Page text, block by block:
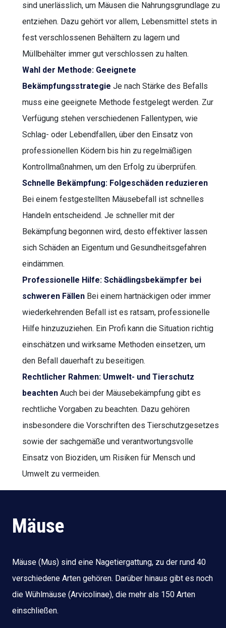
sind unerlässlich, um Mäusen die Nahrungsgrundlage zu
entziehen. Dazu gehört vor allem, Lebensmittel stets in
fest verschlossenen Behältern zu lagern und
Müllbehälter immer gut verschlossen zu halten.
Wahl der Methode: Geeignete
Bekämpfungsstrategie Je nach Stärke des Befalls
muss eine geeignete Methode festgelegt werden. Zur
Verfügung stehen verschiedenen Fallentypen, wie
Schlag- oder Lebendfallen, über den Einsatz von
professionellen Ködern bis hin zu regelmäßigen
Kontrollmaßnahmen, um den Erfolg zu überprüfen.
Schnelle Bekämpfung: Folgeschäden reduzieren
Bei einem festgestellten Mäusebefall ist schnelles
Handeln entscheidend. Je schneller mit der
Bekämpfung begonnen wird, desto effektiver lassen
sich Schäden an Eigentum und Gesundheitsgefahren
eindämmen.
Professionelle Hilfe: Schädlingsbekämpfer bei
schweren Fällen Bei einem hartnäckigen oder immer
wiederkehrenden Befall ist es ratsam, professionelle
Hilfe hinzuzuziehen. Ein Profi kann die Situation richtig
einschätzen und wirksame Methoden einsetzen, um
den Befall dauerhaft zu beseitigen.
Rechtlicher Rahmen: Umwelt- und Tierschutz
beachten Auch bei der Mäusebekämpfung gibt es
rechtliche Vorgaben zu beachten. Dazu gehören
insbesondere die Vorschriften des Tierschutzgesetzes
sowie der sachgemäße und verantwortungsvolle
Einsatz von Bioziden, um Risiken für Mensch und
Umwelt zu vermeiden.
Mäuse
Mäuse (Mus) sind eine Nagetiergattung, zu der rund 40
verschiedene Arten gehören. Darüber hinaus gibt es noch
die Wühlmäuse (Arvicolinae), die mehr als 150 Arten
einschließen.